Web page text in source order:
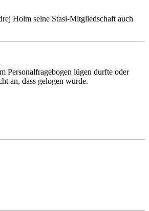
Holm seine Stasi-Mitgliedschaft auch
Personalfragebogen lügen durfte oder
an, dass gelogen wurde.